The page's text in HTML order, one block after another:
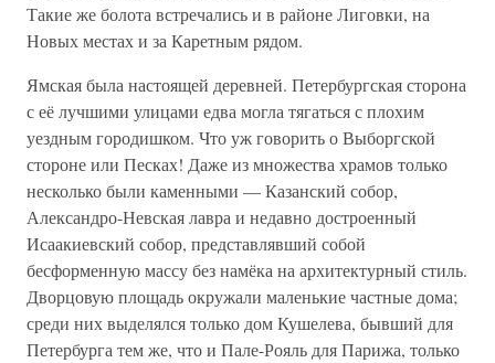
Такие же болота встречались и в районе Лиговки, на
Новых местах и за Каретным рядом.
Ямская была настоящей деревней. Петербургская сторона
с её лучшими улицами едва могла тягаться с плохим
уездным городишком. Что уж говорить о Выборгской
стороне или Песках! Даже из множества храмов только
несколько были каменными — Казанский собор,
Александро-Невская лавра и недавно достроенный
Исаакиевский собор, представлявший собой
бесформенную массу без намёка на архитектурный стиль.
Дворцовую площадь окружали маленькие частные дома;
среди них выделялся только дом Кушелева, бывший для
Петербурга тем же, что и Пале-Рояль для Парижа, только